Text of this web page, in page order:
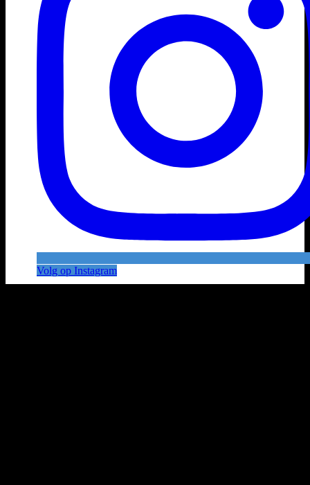
Volg op Instagram